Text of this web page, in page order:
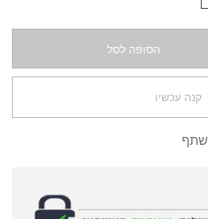
הסופה לסל
קנה עכשיו
שתף